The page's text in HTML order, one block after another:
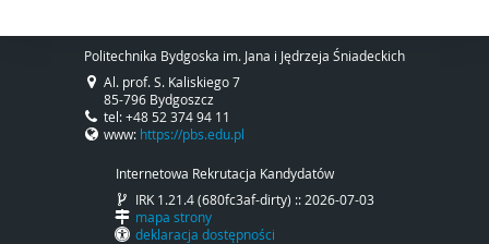
Politechnika Bydgoska im. Jana i Jędrzeja Śniadeckich
Al. prof. S. Kaliskiego 7
85-796 Bydgoszcz
tel: +48 52 374 94 11
www: https://pbs.edu.pl
Internetowa Rekrutacja Kandydatów
IRK 1.21.4 (680fc3af-dirty) :: 2026-07-03
mapa strony
deklaracja dostępności